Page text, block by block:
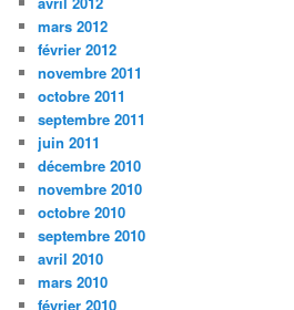
mars 2012
février 2012
novembre 2011
octobre 2011
septembre 2011
juin 2011
décembre 2010
novembre 2010
octobre 2010
septembre 2010
avril 2010
mars 2010
février 2010